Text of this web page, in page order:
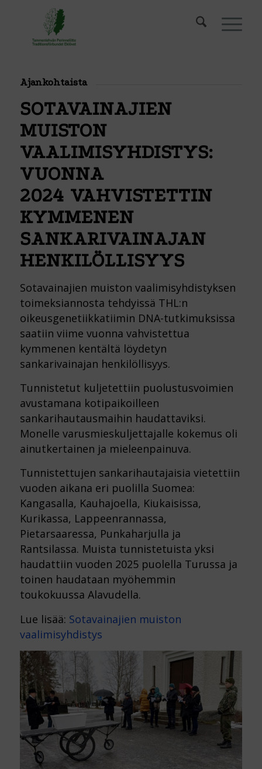
Ajankohtaista
SOTAVAINAJIEN
MUISTON
VAALIMISYHDISTYS:
VUONNA
2024 VAHVISTETTIN
KYMMENEN
SANKARIVAINAJAN
HENKILÖLLISYYS
Sotavainajien muiston vaalimisyhdistyksen
toimeksiannosta tehdyissä THL:n
oikeusgenetiikkatiimin DNA-tutkimuksissa
saatiin viime vuonna vahvistettua
kymmenen kentältä löydetyn
sankarivainajan henkilöllisyys.
Tunnistetut kuljetettiin puolustusvoimien
avustamana kotipaikoilleen
sankarihautausmaihin haudattaviksi.
Monelle varusmieskuljettajalle kokemus oli
ainutkertainen ja mieleenpainuva.
Tunnistettujen sankarihautajaisia vietettiin
vuoden aikana eri puolilla Suomea:
Kangasalla, Kauhajoella, Kiukaisissa,
Kurikassa, Lappeenrannassa,
Pietarsaaressa, Punkaharjulla ja
Rantsilassa. Muista tunnistetuista yksi
haudattiin vuoden 2025 puolella Turussa ja
toinen haudataan myöhemmin
toukokuussa Alavudella.
Lue lisää: Sotavainajien muiston
vaalimisyhdistys